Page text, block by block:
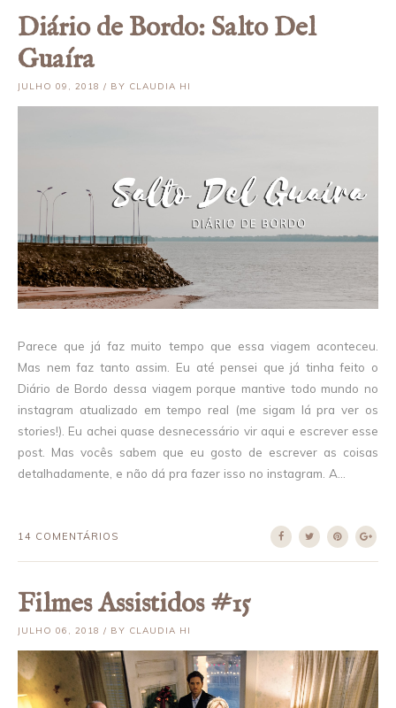
Diário de Bordo: Salto Del
Guaíra
JULHO 09, 2018 / BY CLAUDIA HI
Parece que já faz muito tempo que essa viagem aconteceu.
Mas nem faz tanto assim. Eu até pensei que já tinha feito o
Diário de Bordo dessa viagem porque mantive todo mundo no
instagram atualizado em tempo real (me sigam lá pra ver os
stories!). Eu achei quase desnecessário vir aqui e escrever esse
post. Mas vocês sabem que eu gosto de escrever as coisas
detalhadamente, e não dá pra fazer isso no instagram. A...
14 COMENTÁRIOS
Filmes Assistidos #15
JULHO 06, 2018 / BY CLAUDIA HI